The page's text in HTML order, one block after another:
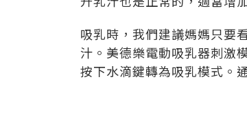
吸乳時，我們建議媽媽只要
汁。美德樂電動吸乳器刺激
按下水滴鍵轉為吸乳模式。